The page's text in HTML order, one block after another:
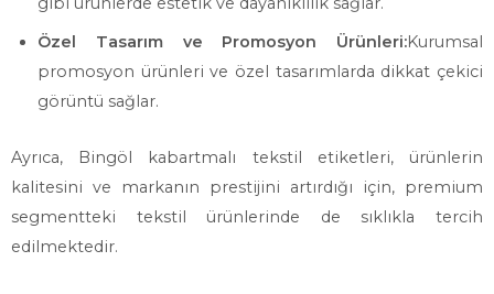
Özel Tasarım ve Promosyon Ürünleri:Kurumsal
promosyon ürünleri ve özel tasarımlarda dikkat çekici
görüntü sağlar.
Ayrıca, Bingöl kabartmalı tekstil etiketleri, ürünlerin
kalitesini ve markanın prestijini artırdığı için, premium
segmentteki tekstil ürünlerinde de sıklıkla tercih
edilmektedir.